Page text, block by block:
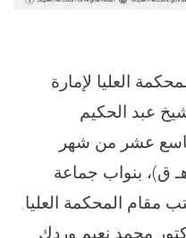
العليا لإمارة
عبد الحكيم
عشر من شهر
الأولى من عام 1445 هـ ق)، بنواب جماعة
مقام المحكمة العليا.
محمد نعيم وردك